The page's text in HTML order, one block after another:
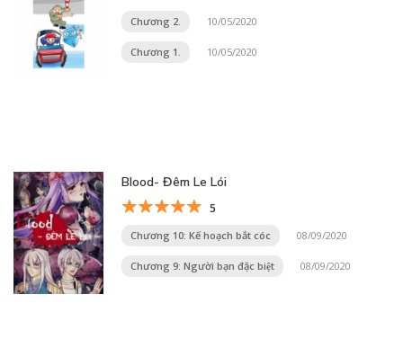
Chương 2. 10/05/2020
Chương 1. 10/05/2020
Blood- Đêm Le Lói
5
Chương 10: Kế hoạch bắt cóc 08/09/2020
Chương 9: Người bạn đặc biệt 08/09/2020